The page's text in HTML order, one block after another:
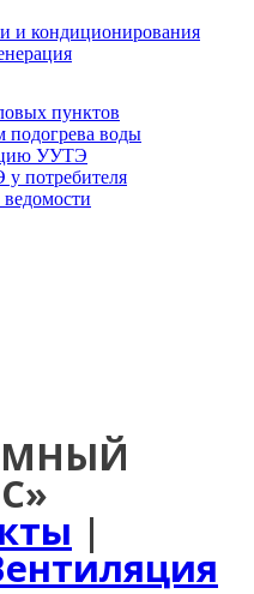
и кондиционирования
пунктов
подогрева воды
УУТЭ
потребителя
|